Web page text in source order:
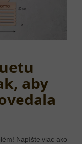
aby
Napíšte viac ako